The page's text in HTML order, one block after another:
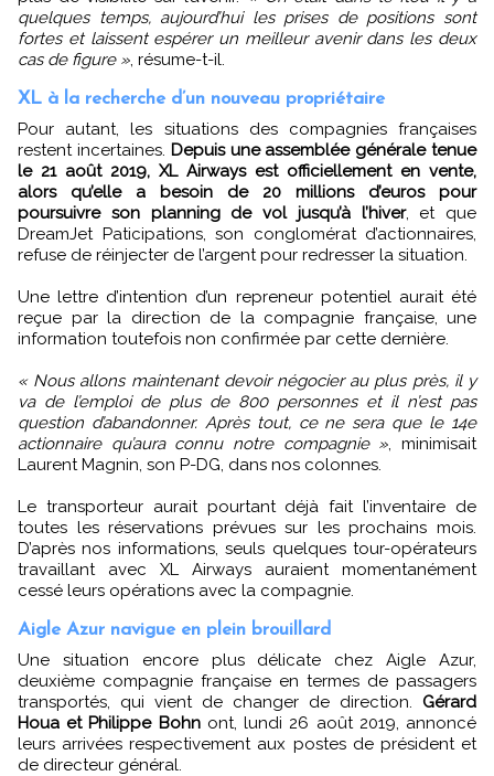
quelques temps, aujourd’hui les prises de positions sont
fortes et laissent espérer un meilleur avenir dans les deux
cas de figure » , résume-t-il.
XL à la recherche d’un nouveau propriétaire
Pour autant, les situations des compagnies françaises
restent incertaines. Depuis une assemblée générale tenue
le 21 août 2019, XL Airways est officiellement en vente,
alors qu’elle a besoin de 20 millions d’euros pour
poursuivre son planning de vol jusqu’à l’hiver, et que
DreamJet Paticipations, son conglomérat d’actionnaires,
refuse de réinjecter de l’argent pour redresser la situation.
Une lettre d’intention d’un repreneur potentiel aurait été
reçue par la direction de la compagnie française, une
information toutefois non confirmée par cette dernière.
« Nous allons maintenant devoir négocier au plus près, il y
va de l’emploi de plus de 800 personnes et il n’est pas
question d’abandonner. Après tout, ce ne sera que le 14e
actionnaire qu’aura connu notre compagnie » , minimisait
Laurent Magnin, son P-DG, dans nos colonnes.
Le transporteur aurait pourtant déjà fait l’inventaire de
toutes les réservations prévues sur les prochains mois.
D’après nos informations, seuls quelques tour-opérateurs
travaillant avec XL Airways auraient momentanément
cessé leurs opérations avec la compagnie.
Aigle Azur navigue en plein brouillard
Une situation encore plus délicate chez Aigle Azur,
deuxième compagnie française en termes de passagers
transportés, qui vient de changer de direction. Gérard
Houa et Philippe Bohnont, lundi 26 août 2019, annoncé
leurs arrivées respectivement aux postes de président et
de directeur général.